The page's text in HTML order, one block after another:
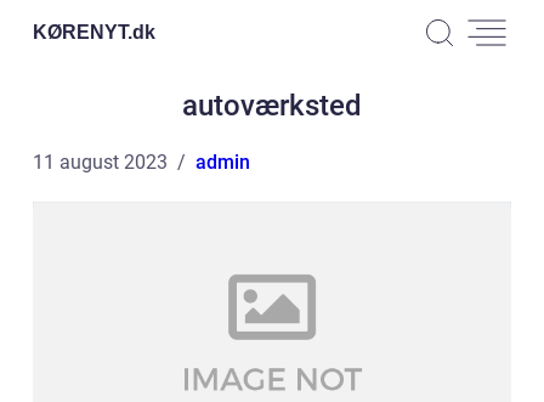
KØRENYT.dk
autoværksted
11 august 2023 admin